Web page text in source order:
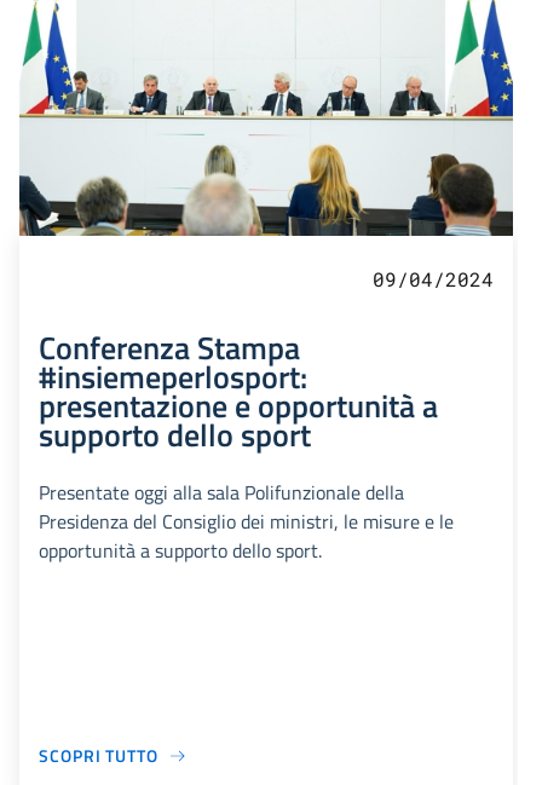
09/04/2024
Conferenza Stampa
#insiemeperlosport:
presentazione e opportunità a
supporto dello sport
Presentate oggi alla sala Polifunzionale della
Presidenza del Consiglio dei ministri, le misure e le
opportunità a supporto dello sport.
SCOPRI TUTTO